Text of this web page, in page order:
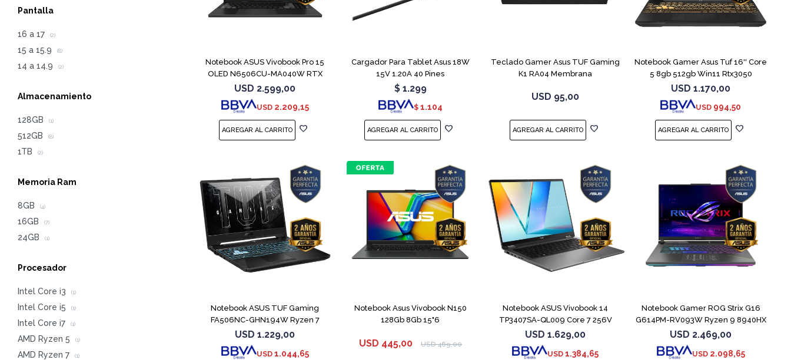
Notebook ASUS Vivobook Pro 15
OLED N6506CU-MA040W RTX
4050
USD 2.599,00
USD 2.209,15
Cargador Para Tablet Asus 18W
15V 1.20A 40 Pines
$ 1.299
$ 1.104
Teclado Gamer Asus TUF Gaming
K1 RA04 Membrana
USD 95,00
Notebook Gamer Asus Tuf 16'' Core
5 8gb 512gb Win11 Rtx3050
USD 1.170,00
USD 994,50
Notebook ASUS TUF Gaming
FA506NC-GHN194W Ryzen 7
7445HS 3050
USD 1.229,00
USD 1.044,65
Notebook Asus Vivobook N150
128Gb 8Gb 15"6
USD 445,00 USD 469,00
Notebook ASUS Vivobook 14
TP3407SA-QL009 Core 7 256V
512GB
USD 1.629,00
USD 1.384,65
Notebook Gamer ROG Strix G16
G614PM-RV093W Ryzen 9 8940HX
1T
USD 2.469,00
USD 2.098,65
Pantalla
16 a 17 (2)
15 a 15.9 (8)
14 a 14.9 (2)
Almacenamiento
128GB (1)
512GB (8)
1TB (2)
Memoria Ram
8GB (4)
16GB (7)
24GB (1)
Procesador
Intel Core i3 (1)
Intel Core i5 (1)
Intel Core i7 (1)
AMD Ryzen 5 (1)
AMD Ryzen 7 (1)